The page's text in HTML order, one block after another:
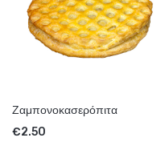
Ζαμπονοκασερόπιτα
€2.50